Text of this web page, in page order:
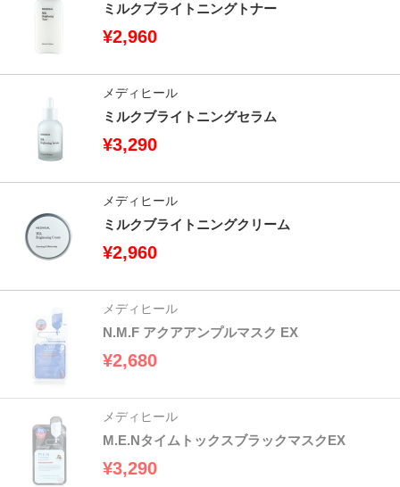
ミルクブライトニングトナー
¥2,960
メディヒール
ミルクブライトニングセラム
¥3,290
メディヒール
ミルクブライトニングクリーム
¥2,960
メディヒール
N.M.F アクアアンプルマスク EX
¥2,680
メディヒール
M.E.NタイムトックスブラックマスクEX
¥3,290